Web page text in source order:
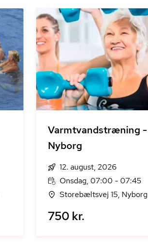
Varmtvandstræning -
Nyborg
12. august, 2026
Onsdag, 07:00 - 07:45
Storebæltsvej 15, Nyborg
750 kr.